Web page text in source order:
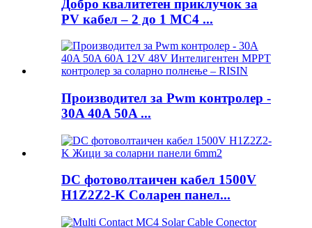
Добро квалитетен приклучок за
PV кабел – 2 до 1 MC4 ...
Производител за Pwm контролер -
30A 40A 50A ...
DC фотоволтаичен кабел 1500V
H1Z2Z2-K Соларен панел...